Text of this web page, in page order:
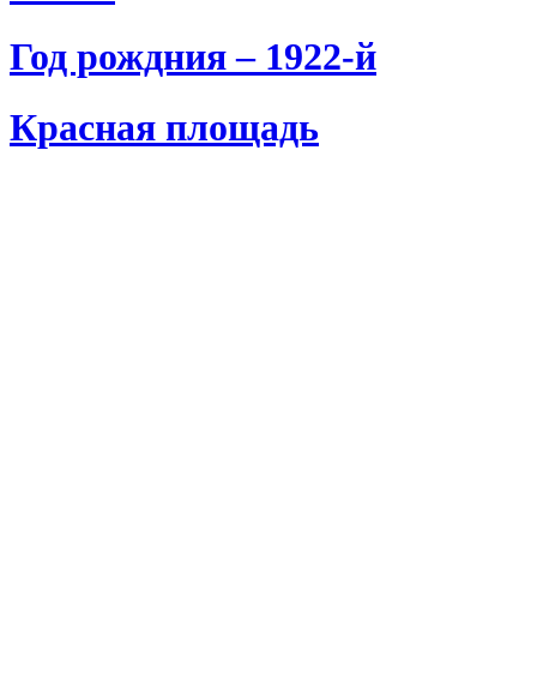
Год рождния – 1922-й
Красная площадь